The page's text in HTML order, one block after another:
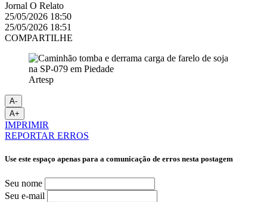
Jornal O Relato
25/05/2026 18:50
25/05/2026 18:51
COMPARTILHE
Artesp
A-
A+
IMPRIMIR
REPORTAR ERROS
Use este espaço apenas para a comunicação de erros nesta postagem
Seu nome
Seu e-mail